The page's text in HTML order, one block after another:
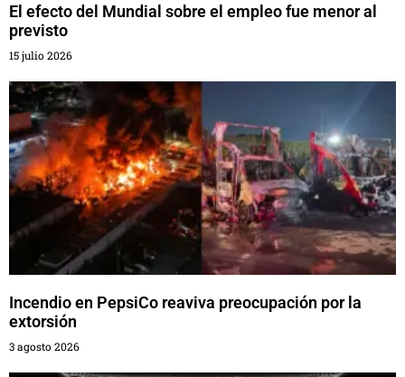
El efecto del Mundial sobre el empleo fue menor al
previsto
15 julio 2026
Incendio en PepsiCo reaviva preocupación por la
extorsión
3 agosto 2026